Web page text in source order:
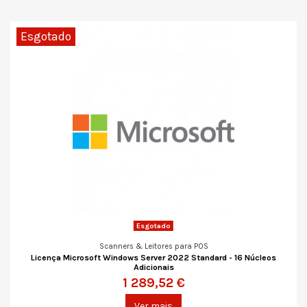
Esgotado
Esgotado
Scanners & Leitores para POS
Licença Microsoft Windows Server 2022 Standard - 16 Núcleos
Adicionais
1 289,52 €